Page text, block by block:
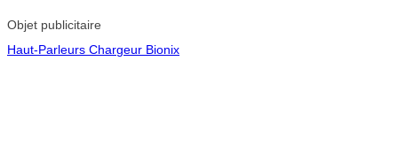
Objet publicitaire
Haut-Parleurs Chargeur Bionix